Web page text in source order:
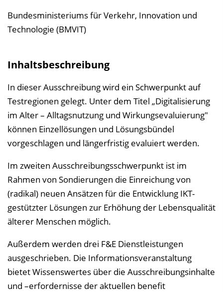
e
i
s
e
n
n
d
Bundesministeriums für Verkehr, Innovation und
Technologie (BMVIT)
Inhaltsbeschreibung
In dieser Ausschreibung wird ein Schwerpunkt auf
Testregionen gelegt. Unter dem Titel „Digitalisierung
im Alter – Alltagsnutzung und Wirkungsevaluierung"
können Einzellösungen und Lösungsbündel
vorgeschlagen und längerfristig evaluiert werden.
Im zweiten Ausschreibungsschwerpunkt ist im
Rahmen von Sondierungen die Einreichung von
(radikal) neuen Ansätzen für die Entwicklung IKT-
gestützter Lösungen zur Erhöhung der Lebensqualität
älterer Menschen möglich.
Außerdem werden drei F&E Dienstleistungen
ausgeschrieben. Die Informationsveranstaltung
bietet Wissenswertes über die Ausschreibungsinhalte
und –erfordernisse der aktuellen benefit